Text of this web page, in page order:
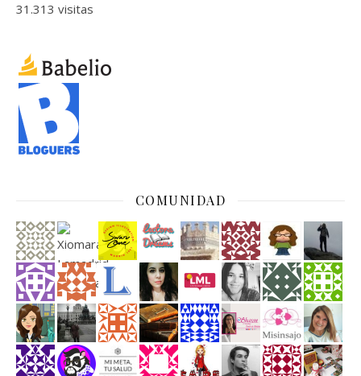
31.313 visitas
COMUNIDAD